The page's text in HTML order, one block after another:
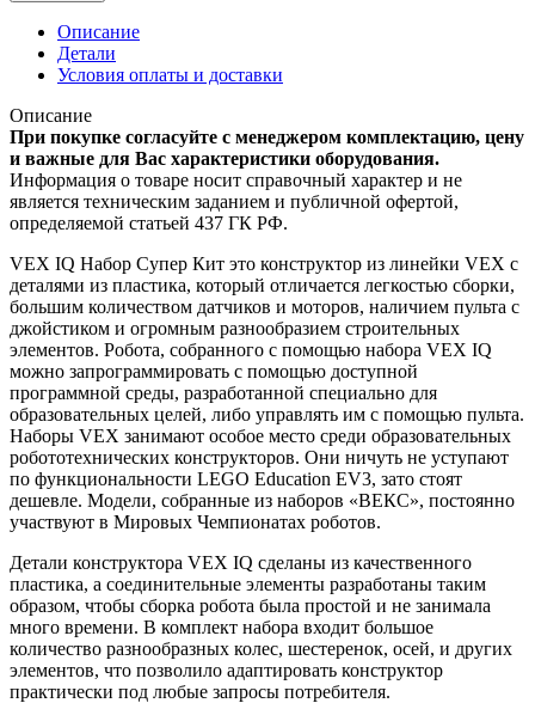
Описание
Детали
Условия оплаты и доставки
Описание
При покупке согласуйте с менеджером комплектацию, цену
и важные для Вас характеристики оборудования.
Информация о товаре носит справочный характер и не
является техническим заданием и публичной офертой,
определяемой статьей 437 ГК РФ.
VEX IQ Набор Супер Кит это конструктор из линейки VEX с
деталями из пластика, который отличается легкостью сборки,
большим количеством датчиков и моторов, наличием пульта с
джойстиком и огромным разнообразием строительных
элементов. Робота, собранного с помощью набора VEX IQ
можно запрограммировать с помощью доступной
программной среды, разработанной специально для
образовательных целей, либо управлять им с помощью пульта.
Наборы VEX занимают особое место среди образовательных
робототехнических конструкторов. Они ничуть не уступают
по функциональности LEGO Education EV3, зато стоят
дешевле. Модели, собранные из наборов «ВЕКС», постоянно
участвуют в Мировых Чемпионатах роботов.
Детали конструктора VEX IQ сделаны из качественного
пластика, а соединительные элементы разработаны таким
образом, чтобы сборка робота была простой и не занимала
много времени. В комплект набора входит большое
количество разнообразных колес, шестеренок, осей, и других
элементов, что позволило адаптировать конструктор
практически под любые запросы потребителя.